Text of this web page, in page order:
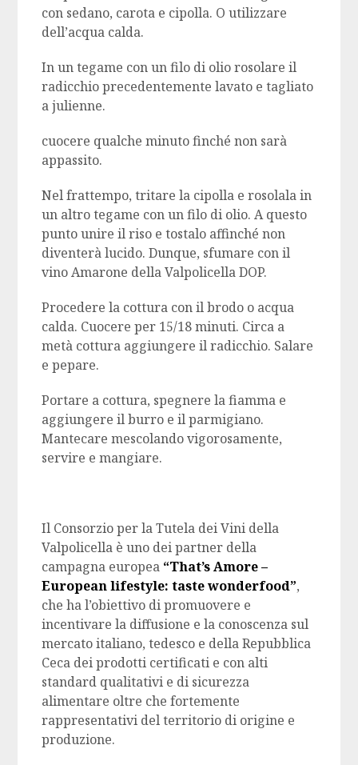
con sedano, carota e cipolla. O utilizzare
dell’acqua calda.
In un tegame con un filo di olio rosolare il
radicchio precedentemente lavato e tagliato
a julienne.
cuocere qualche minuto finché non sarà
appassito.
Nel frattempo, tritare la cipolla e rosolala in
un altro tegame con un filo di olio. A questo
punto unire il riso e tostalo affinché non
diventerà lucido. Dunque, sfumare con il
vino Amarone della Valpolicella DOP.
Procedere la cottura con il brodo o acqua
calda. Cuocere per 15/18 minuti. Circa a
metà cottura aggiungere il radicchio. Salare
e pepare.
Portare a cottura, spegnere la fiamma e
aggiungere il burro e il parmigiano.
Mantecare mescolando vigorosamente,
servire e mangiare.
Il Consorzio per la Tutela dei Vini della
Valpolicella è uno dei partner della
campagna europea “That’s Amore –
European lifestyle: taste wonderfood”,
che ha l’obiettivo di promuovere e
incentivare la diffusione e la conoscenza sul
mercato italiano, tedesco e della Repubblica
Ceca dei prodotti certificati e con alti
standard qualitativi e di sicurezza
alimentare oltre che fortemente
rappresentativi del territorio di origine e
produzione.